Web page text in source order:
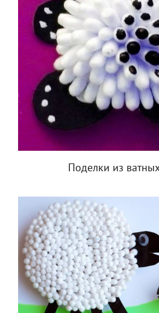
Поделки из